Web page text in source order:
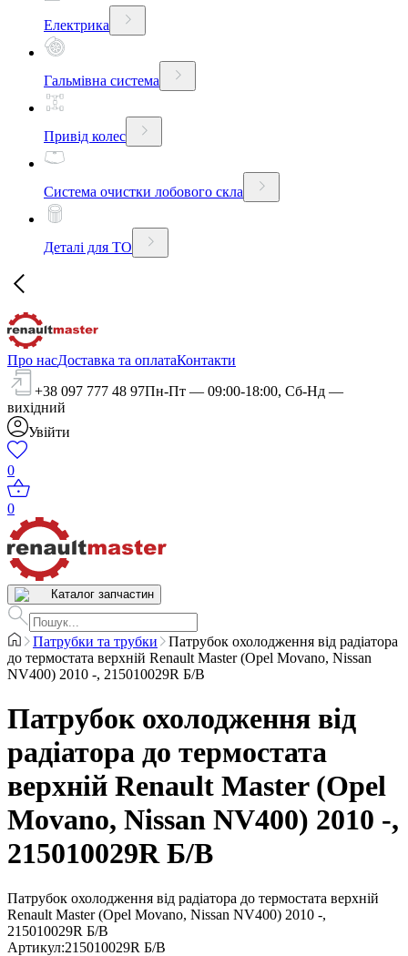
Електрика
Гальмівна система
Привід колес
Система очистки лобового скла
Деталі для ТО
Про насДоставка та оплатаКонтакти
+38 097 777 48 97Пн-Пт — 09:00-18:00, Сб-Нд —
вихідний
Увійти
0
0
Каталог запчастин
Патрубки та трубки
Патрубок охолодження від радіатора
до термостата верхній Renault Master (Opel Movano, Nissan
NV400) 2010 -, 215010029R Б/В
Патрубок охолодження від
радіатора до термостата
верхній Renault Master (Opel
Movano, Nissan NV400) 2010 -,
215010029R Б/В
Патрубок охолодження від радіатора до термостата верхній
Renault Master (Opel Movano, Nissan NV400) 2010 -,
215010029R Б/В
Артикул:215010029R Б/В